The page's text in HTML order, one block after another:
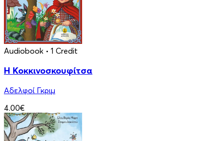
Audiobook • 1 Credit
Η Κοκκινοσκουφίτσα
Αδελφοί Γκριμ
4.00€